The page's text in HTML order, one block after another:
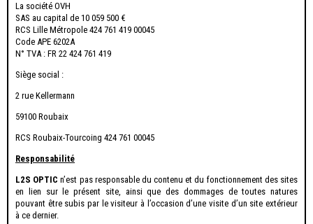
La société OVH
SAS au capital de 10 059 500 €
RCS Lille Métropole 424 761 419 00045
Code APE 6202A
N° TVA : FR 22 424 761 419
Siège social :
2 rue Kellermann
59100 Roubaix
RCS Roubaix-Tourcoing 424 761 00045
Responsabilité
L2S OPTIC n’est pas responsable du contenu et du fonctionnement des sites
en lien sur le présent site, ainsi que des dommages de toutes natures
pouvant être subis par le visiteur à l’occasion d’une visite d’un site extérieur
à ce dernier.